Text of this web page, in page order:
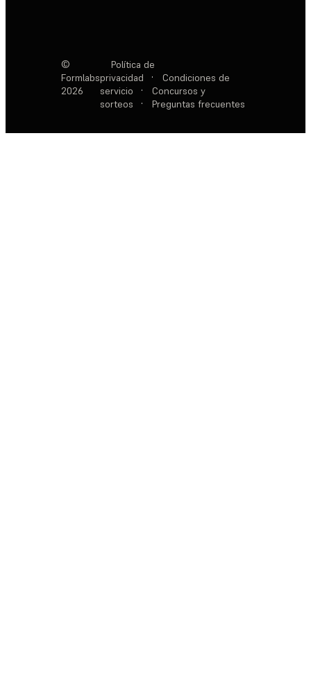
©
Formlabs
2026
Política de
privacidad
·
Condiciones de
servicio
·
Concursos y
sorteos
· Preguntas frecuentes